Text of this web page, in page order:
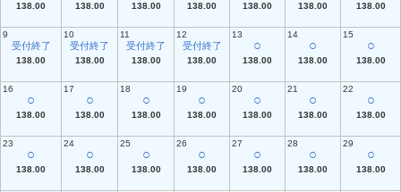
138.00 138.00 138.00 138.00 138.00 138.00 138.00
9
受付終了
138.00
10
受付終了
138.00
11
受付終了
138.00
12
受付終了
138.00
13
○
138.00
14
○
138.00
15
○
138.00
16
○
138.00
17
○
138.00
18
○
138.00
19
○
138.00
20
○
138.00
21
○
138.00
22
○
138.00
23
○
138.00
24
○
138.00
25
○
138.00
26
○
138.00
27
○
138.00
28
○
138.00
29
○
138.00